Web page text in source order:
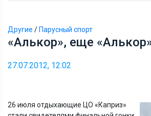
Другие / Парусный спорт
«Алькор», еще
27.07.2012, 12:02
26 июля отдыхающие ЦО «Каприз»